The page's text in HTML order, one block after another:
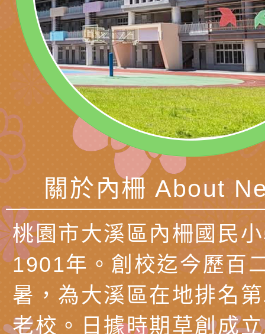
務實施計畫」
字稿及LCD託播影（
轉知有關我國身心障
公約（CRPD）第三
告條約專要文件及附
告
函轉本府新聞處115
安全宣導標語播放表
宣導影像素材
檢送桃園市政府消防
宣導影片」宣導短片
載網址：
https://reurl.cc/
轉知本市特殊教育學
行為問題支持資源中
「桃園市114學年度
估人員魏氏五版寒假
梯次含複訓暨魏氏五
用分析培訓研習」之
調整
函轉農業部酪農產業
乳相關宣導推廣圖卡
檢送桃園市政府LED
字稿及LCD託播影（
為提升兒少性剝削防
益，本府家庭暴力暨
治中心依常見案例製
剝削防制宣導影片
有關「桃園市 115
中學藝術才能音樂班
會」
檢送桃園市政府家庭
「115年度祖孫樂淘
節慶祝活動」海報電
函轉本府新聞處檢
交通安全宣導標語播
檢送桃園市政府LED
關於內柵 About
桃園市大溪區內柵國民
1901年。創校迄今歷百
暑，為大溪區在地排名
老校。日據時期草創成